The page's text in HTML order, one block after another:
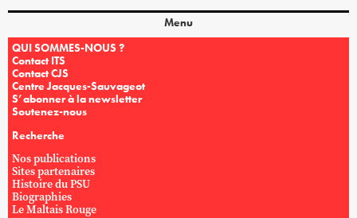
Menu
QUI SOMMES-NOUS ?
Contact ITS
Contact CJS
Centre Jacques-Sauvageot
S’abonner à la newsletter
Soutenez-nous
Recherche
Nos publications
Sites partenaires
Histoire du PSU
Biographies
Le Maltais Rouge